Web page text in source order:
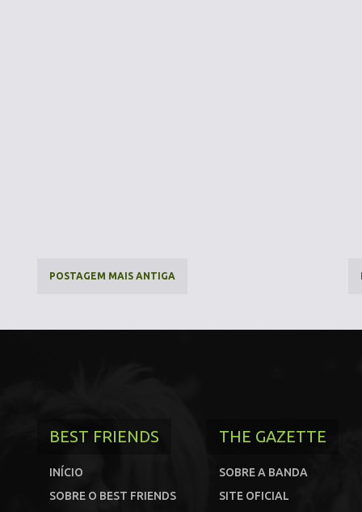
POSTAGEM MAIS ANTIGA
BEST FRIENDS
INÍCIO
SOBRE O BEST FRIENDS
THE GAZETTE
SOBRE A BANDA
SITE OFICIAL